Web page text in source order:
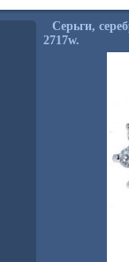
Серьги,
2717w.